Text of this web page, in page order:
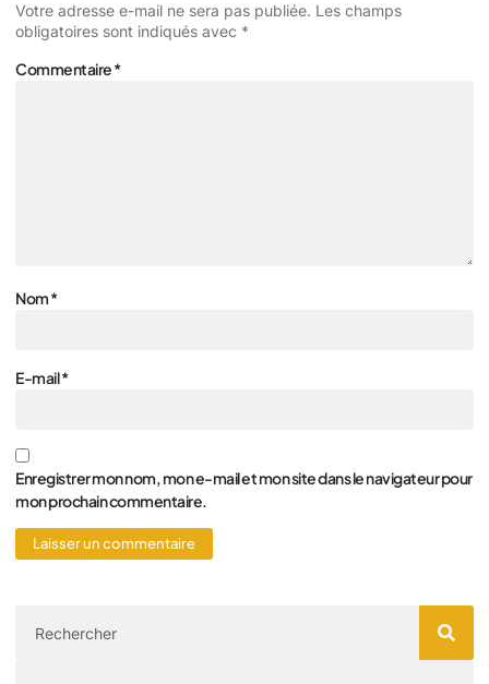
Votre adresse e-mail ne sera pas publiée. Les champs
obligatoires sont indiqués avec *
Commentaire*
Nom*
E-mail*
Enregistrer mon nom, mon e-mail et mon site dans le navigateur pour
mon prochain commentaire.